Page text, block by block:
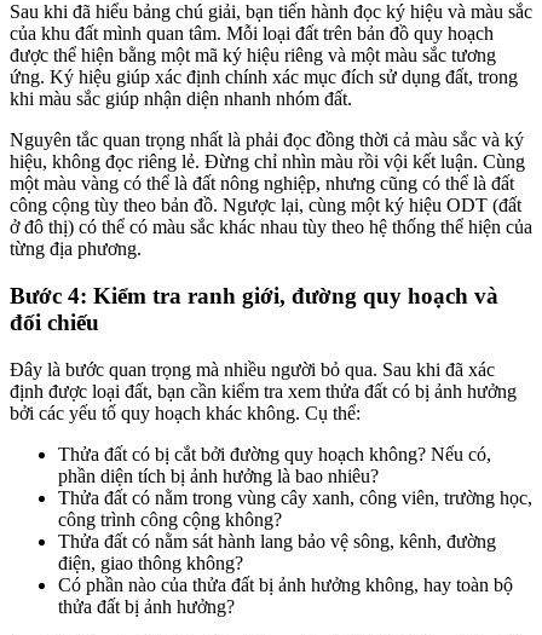
Sau khi đã hiểu bảng chú giải, bạn tiến hành đọc ký hiệu và màu sắc
của khu đất mình quan tâm. Mỗi loại đất trên bản đồ quy hoạch
được thể hiện bằng một mã ký hiệu riêng và một màu sắc tương
ứng. Ký hiệu giúp xác định chính xác mục đích sử dụng đất, trong
khi màu sắc giúp nhận diện nhanh nhóm đất.
Nguyên tắc quan trọng nhất là phải đọc đồng thời cả màu sắc và ký
hiệu, không đọc riêng lẻ. Đừng chỉ nhìn màu rồi vội kết luận. Cùng
một màu vàng có thể là đất nông nghiệp, nhưng cũng có thể là đất
công cộng tùy theo bản đồ. Ngược lại, cùng một ký hiệu ODT (đất
ở đô thị) có thể có màu sắc khác nhau tùy theo hệ thống thể hiện của
từng địa phương.
Bước 4: Kiểm tra ranh giới, đường quy hoạch và
đối chiếu
Đây là bước quan trọng mà nhiều người bỏ qua. Sau khi đã xác
định được loại đất, bạn cần kiểm tra xem thửa đất có bị ảnh hưởng
bởi các yếu tố quy hoạch khác không. Cụ thể:
Thửa đất có bị cắt bởi đường quy hoạch không? Nếu có,
phần diện tích bị ảnh hưởng là bao nhiêu?
Thửa đất có nằm trong vùng cây xanh, công viên, trường học,
công trình công cộng không?
Thửa đất có nằm sát hành lang bảo vệ sông, kênh, đường
điện, giao thông không?
Có phần nào của thửa đất bị ảnh hưởng không, hay toàn bộ
thửa đất bị ảnh hưởng?